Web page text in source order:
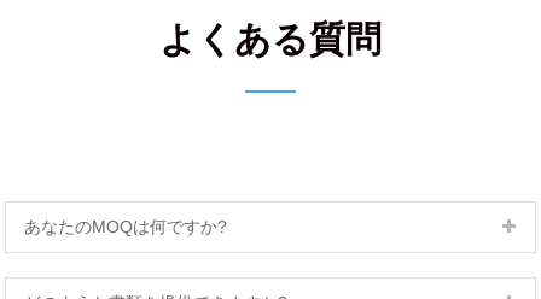
よくある質問
あなたのMOQは何ですか?